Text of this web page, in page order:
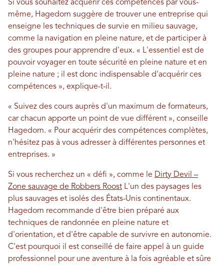
Si vous souhaitez acquérir ces compétences par vous-
même, Hagedorn suggère de trouver une entreprise qui
enseigne les techniques de survie en milieu sauvage,
comme la navigation en pleine nature, et de participer à
des groupes pour apprendre d'eux. « L'essentiel est de
pouvoir voyager en toute sécurité en pleine nature et en
pleine nature ; il est donc indispensable d'acquérir ces
compétences », explique-t-il.
« Suivez des cours auprès d'un maximum de formateurs,
car chacun apporte un point de vue différent », conseille
Hagedorn. « Pour acquérir des compétences complètes,
n'hésitez pas à vous adresser à différentes personnes et
entreprises. »
Si vous recherchez un « défi », comme le Dirty Devil –
Zone sauvage de Robbers Roost L'un des paysages les
plus sauvages et isolés des États-Unis continentaux.
Hagedorn recommande d'être bien préparé aux
techniques de randonnée en pleine nature et
d'orientation, et d'être capable de survivre en autonomie.
C'est pourquoi il est conseillé de faire appel à un guide
professionnel pour une aventure à la fois agréable et sûre